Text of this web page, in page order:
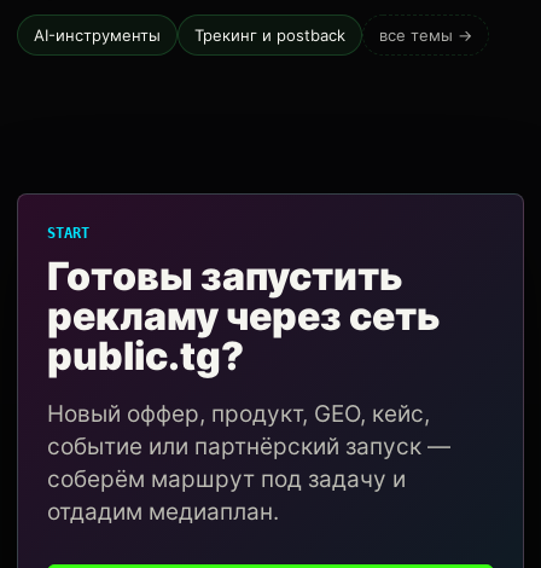
AI-инструменты Трекинг и postback все темы →
START
Готовы запустить
рекламу через сеть
public.tg?
Новый оффер, продукт, GEO, кейс,
событие или партнёрский запуск —
соберём маршрут под задачу и
отдадим медиаплан.